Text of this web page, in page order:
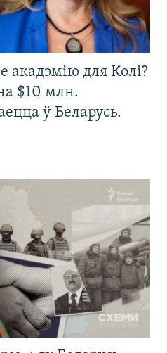
акадэмію для Колі?
$10 млн.
ў Беларусь.